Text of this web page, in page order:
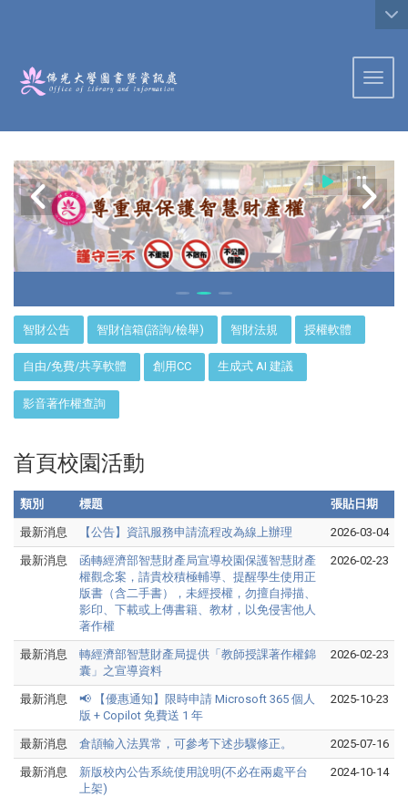
智財公告 智財信箱(諮詢/檢舉) 智財法規 授權軟體
自由/免費/共享軟體 創用CC 生成式 AI 建議
影音著作權查詢
首頁校園活動
類別 標題 張貼日期
最新消息 【公告】資訊服務申請流程改為線上辦理 2026-03-04
最新消息
函轉經濟部智慧財產局宣導校園保護智慧財產
權觀念案，請貴校積極輔導、提醒學生使用正
版書（含二手書），未經授權，勿擅自掃描、
影印、下載或上傳書籍、教材，以免侵害他人
著作權
2026-02-23
最新消息
轉經濟部智慧財產局提供「教師授課著作權錦
囊」之宣導資料
2026-02-23
最新消息
📢 【優惠通知】限時申請 Microsoft 365 個人
版 + Copilot 免費送 1 年
2025-10-23
最新消息 倉頡輸入法異常，可參考下述步驟修正。 2025-07-16
最新消息
新版校內公告系統使用說明(不必在兩處平台
上架)
2024-10-14